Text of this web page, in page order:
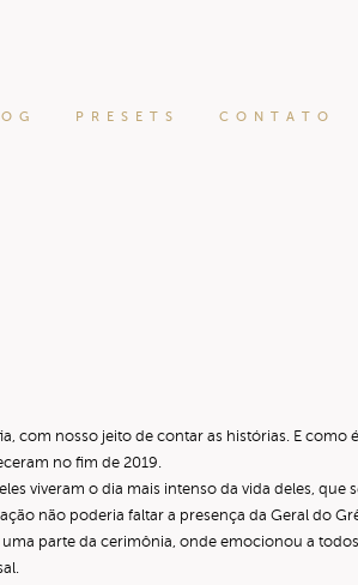
PRESETS CONTATO
com nosso jeito de contar as histórias. E
no fim de 2019.
viveram o dia mais intenso da vida deles, que
não poderia faltar a presença da Geral do
parte da cerimônia, onde emocionou a